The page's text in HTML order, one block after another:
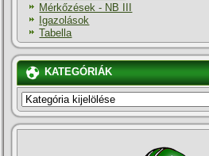
Mérkőzések - NB III
Igazolások
Tabella
KATEGÓRIÁK
KATEGÓRIÁK